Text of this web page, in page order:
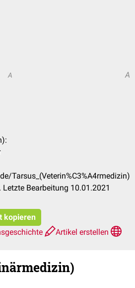
A A
Tarsus_(Veterin%C3%A4rmedizin)
Bearbeitung 10.01.2021
kopieren
Artikel erstellen